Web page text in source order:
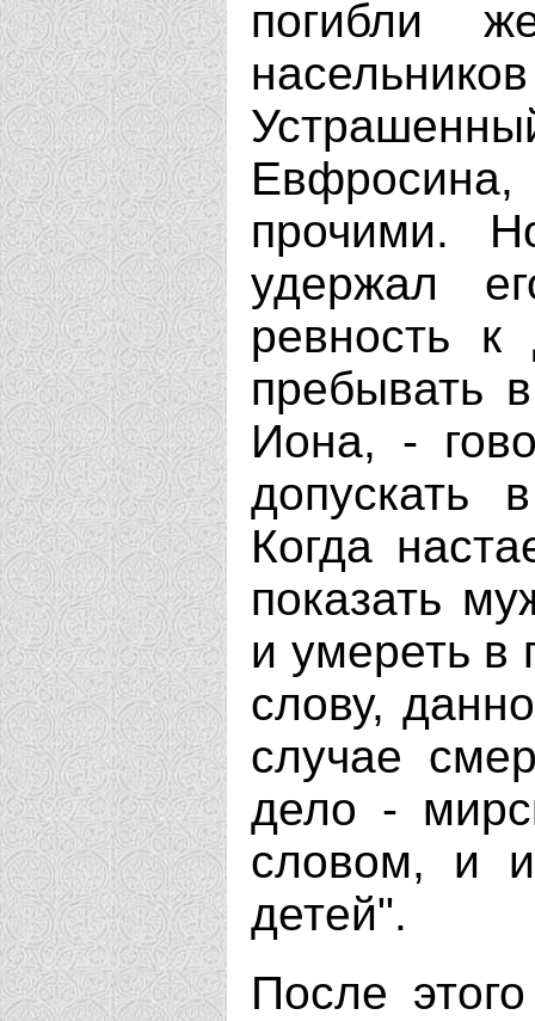
погибли
Евфросина,
прочими.
удержал
ревность
пребывать
Иона, -
допускать
Когда
показать
и умереть
слову,
случае
дело -
словом, и
детей".
После